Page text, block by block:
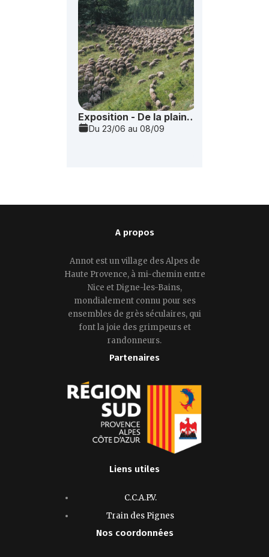
A propos
Annot est un village des Alpes de
Haute Provence, à mi-chemin entre
Nice et Digne-les-Bains,
mondialement connu pour ses
ensembles de grès séculaires, qui
font la joie des grimpeurs et
randonneurs.
Partenaires
Liens utiles
C.C.A.P.V.
Train des Pignes
Nos coordonnées